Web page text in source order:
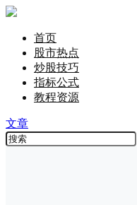
首页
股市热点
炒股技巧
指标公式
教程资源
文章